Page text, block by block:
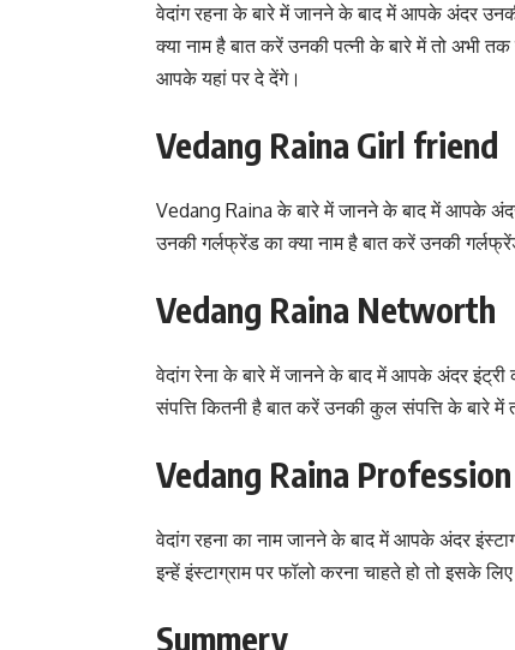
वेदांग रहना के बारे में जानने के बाद में आपके अंदर
क्या नाम है बात करें उनकी पत्नी के बारे में तो अभी
आपके यहां पर दे देंगे।
Vedang Raina Girl friend
Vedang Raina के बारे में जानने के बाद में आपके
उनकी गर्लफ्रेंड का क्या नाम है बात करें उनकी
Vedang Raina Networth
वेदांग रेना के बारे में जानने के बाद में आपके अंदर
संपत्ति कितनी है बात करें उनकी कुल संपत्ति के बारे
Vedang Raina Profession
वेदांग रहना का नाम जानने के बाद में आपके अंदर
इन्हें इंस्टाग्राम पर फॉलो करना चाहते हो तो इसके
Summery